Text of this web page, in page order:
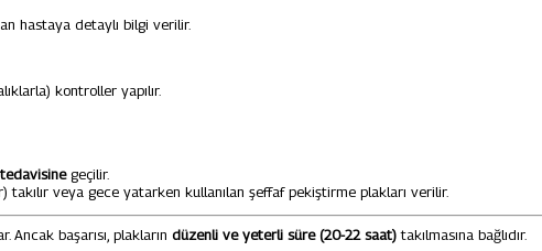
hastaya detaylı bilgi verilir.
kontroller yapılır.
geçilir.
veya gece yatarken kullanılan şeffaf pekiştirme plakları verilir.
başarısı, plakların düzenli ve yeterli süre (20-22 saat)takılmasına bağlıdır.